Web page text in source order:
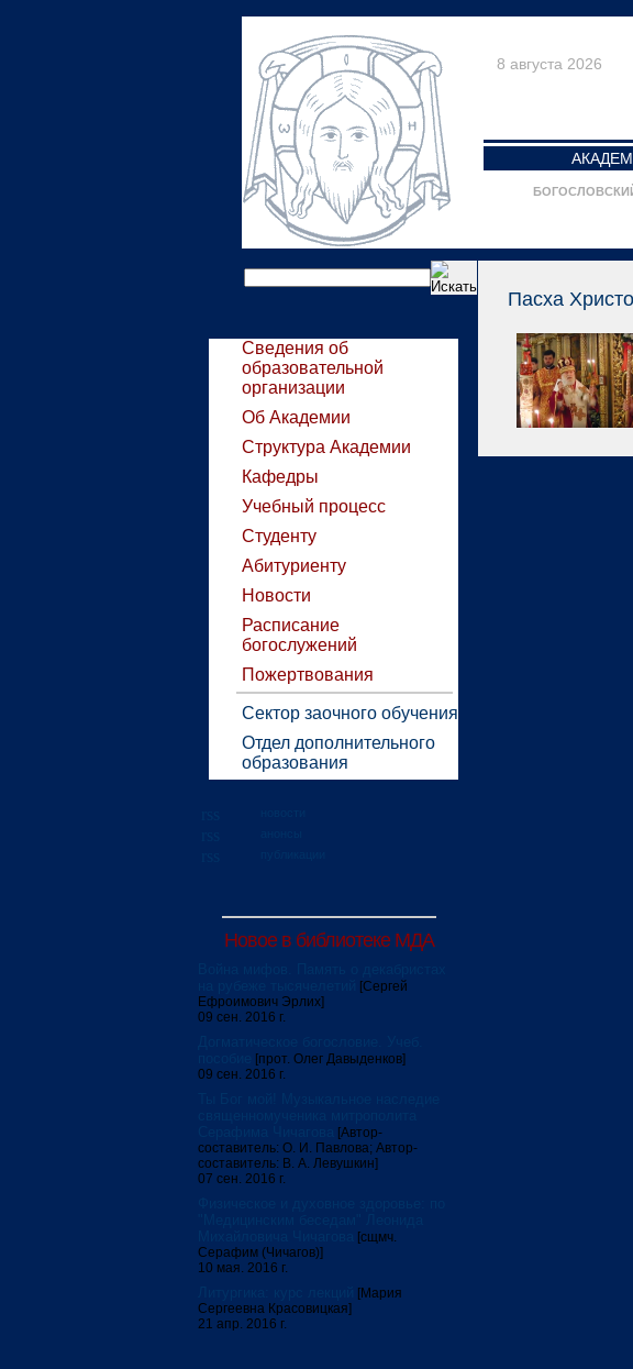
8 августа 2026
Сведения об
образовательной
организации
Об Академии
Структура Академии
Кафедры
Учебный процесс
Студенту
Абитуриенту
Новости
Расписание
богослужений
Пожертвования
Сектор заочного обучения
Отдел дополнительного
образования
Новое в библиотеке МДА
[Сергей
Ефроимович Эрлих]
09 сен. 2016 г.
[прот. Олег Давыденков]
09 сен. 2016 г.
[Автор-
составитель: О. И. Павлова; Автор-
составитель: В. А. Левушкин]
07 сен. 2016 г.
[сщмч.
Серафим (Чичагов)]
10 мая. 2016 г.
[Мария
Сергеевна Красовицкая]
21 апр. 2016 г.
Пасха